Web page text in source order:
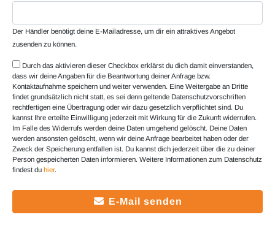
Der Händler benötigt deine E-Mailadresse, um dir ein attraktives Angebot
zusenden zu können.
Durch das aktivieren dieser Checkbox erklärst du dich damit einverstanden,
dass wir deine Angaben für die Beantwortung deiner Anfrage bzw.
Kontaktaufnahme speichern und weiter verwenden. Eine Weitergabe an Dritte
findet grundsätzlich nicht statt, es sei denn geltende Datenschutzvorschriften
rechtfertigen eine Übertragung oder wir dazu gesetzlich verpflichtet sind. Du
kannst Ihre erteilte Einwilligung jederzeit mit Wirkung für die Zukunft widerrufen.
Im Falle des Widerrufs werden deine Daten umgehend gelöscht. Deine Daten
werden ansonsten gelöscht, wenn wir deine Anfrage bearbeitet haben oder der
Zweck der Speicherung entfallen ist. Du kannst dich jederzeit über die zu deiner
Person gespeicherten Daten informieren. Weitere Informationen zum Datenschutz
findest du hier.
E-Mail senden